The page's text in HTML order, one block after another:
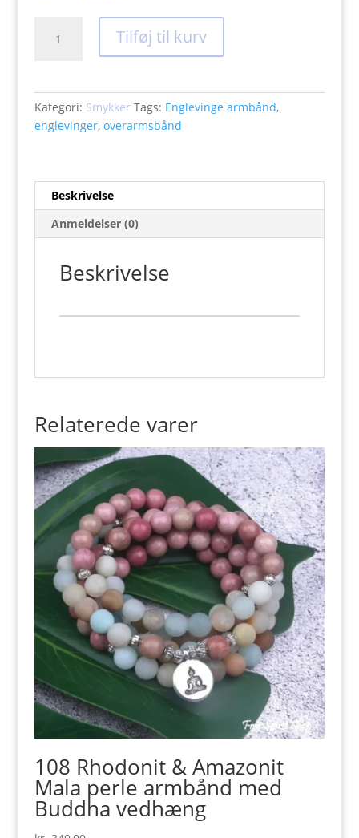
armbånd
Tilføj til kurv
Kategori: Smykker Tags: Englevinge armbånd,
englevinger, overarmsbånd
Beskrivelse
Anmeldelser (0)
Beskrivelse
Relaterede varer
108 Rhodonit & Amazonit
Mala perle armbånd med
Buddha vedhæng